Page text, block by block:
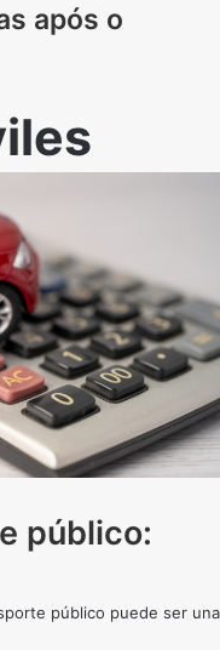
após o
público:
público puede ser una